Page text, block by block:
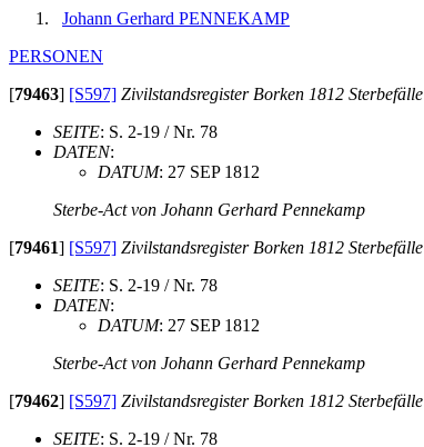
Johann Gerhard PENNEKAMP
PERSONEN
[79463] [S597] Zivilstandsregister Borken 1812 Sterbefälle
SEITE: S. 2-19 / Nr. 78
DATEN:
DATUM: 27 SEP 1812
Sterbe-Act von Johann Gerhard Pennekamp
[79461] [S597] Zivilstandsregister Borken 1812 Sterbefälle
SEITE: S. 2-19 / Nr. 78
DATEN:
DATUM: 27 SEP 1812
Sterbe-Act von Johann Gerhard Pennekamp
[79462] [S597] Zivilstandsregister Borken 1812 Sterbefälle
SEITE: S. 2-19 / Nr. 78